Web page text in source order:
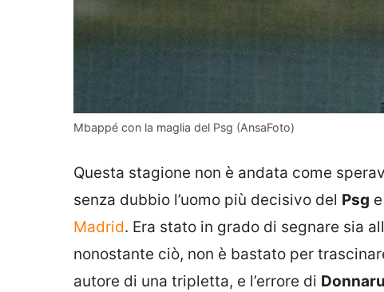
Mbappé con la maglia del Psg (AnsaFoto)
Questa stagione non è andata come
senza dubbio l’uomo più decisivo del Psg
Madrid. Era stato in grado di segnare sia
nonostante ciò, non è bastato per
autore di una tripletta, e l’errore di